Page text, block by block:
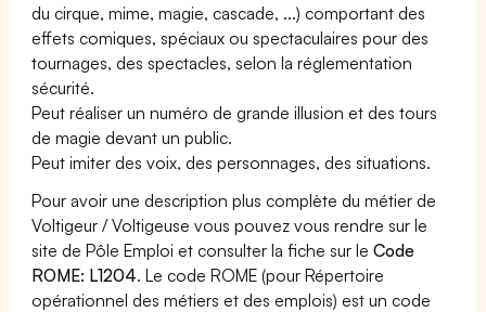
du cirque, mime, magie, cascade, ...) comportant des
effets comiques, spéciaux ou spectaculaires pour des
tournages, des spectacles, selon la réglementation
sécurité.
Peut réaliser un numéro de grande illusion et des tours
de magie devant un public.
Peut imiter des voix, des personnages, des situations.
Pour avoir une description plus complète du métier de
Voltigeur / Voltigeuse vous pouvez vous rendre sur le
site de Pôle Emploi et consulter la fiche sur leCode
ROME: L1204. Le code ROME (pour Répertoire
opérationnel des métiers et des emplois) est un code